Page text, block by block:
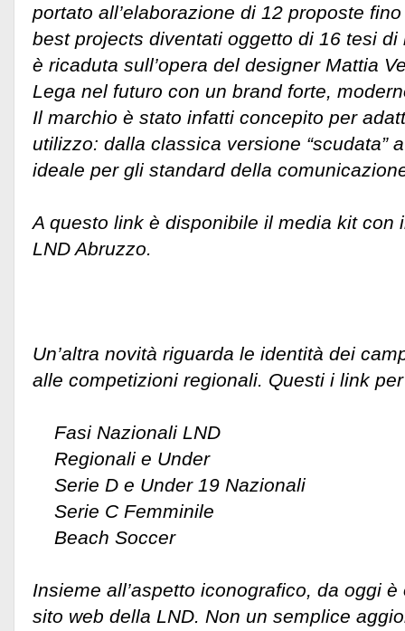
portato all’elaborazione di 12 proposte
best projects diventati oggetto di 16 tesi
è ricaduta sull’opera del designer Mattia
Lega nel futuro con un brand forte,
Il marchio è stato infatti concepito per
utilizzo: dalla classica versione “scudata”
ideale per gli standard della
A questo link è disponibile il media kit con
LND Abruzzo.
Un’altra novità riguarda le identità dei
alle competizioni regionali. Questi i link
Fasi Nazionali LND
Regionali e Under
Serie D e Under 19 Nazionali
Serie C Femminile
Beach Soccer
Insieme all’aspetto iconografico, da oggi
sito web della LND. Non un semplice